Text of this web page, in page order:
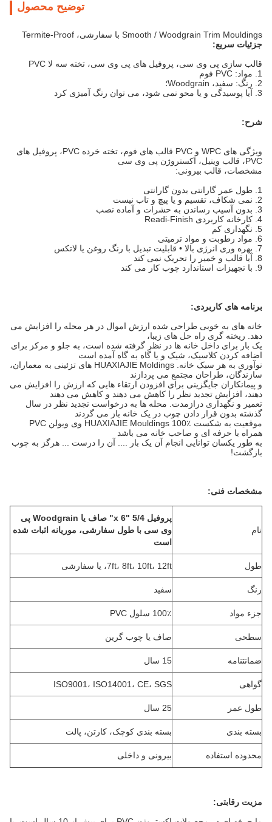
توضیح محصول
Smooth / Woodgrain Trim Mouldings با سفارشی، Termite-Proof
جزئیات سریع:
قالب سازی پی وی سی، پروفیل های پی وی سی، تخته سه لا PVC
شرح:
ویژگی های WPC و PVC قالب های فوم، تخته خرده PVC، پروفیل های
PVC، قالب وینیل، اکستروژن پی وی سی
مشخصات، قالب بیرونی:
4. کارخانه کاربردی Readi-Finish
5. نگهداری کم
برنامه های کاربردی:
خانه های به خوبی طراحی شده ارزش اموال در هر محله را افزایش می
دهد.
ریخته گری راه حل های زیبا،
یک بار برای داخل خانه ها در نظر گرفته شده است، به جلو و مرکز برای
اضافه کردن کلاسیک، شیک و یا گاه به گاه آمده است
نوآوری به هر سبک خانه.
HUAXIAJIE Moldings های تزئینی به معماران،
سازندگان، طراحان مجتمع می پردازند
و پیمانکاران جایگزینی برای افزودن ارتقاء هایی که ارزش را افزایش می
دهند، افزایش تجدید نظر را کاهش می دهند و کاهش می دهند
تعمیر و نگهداری درازمدت.
محله ها به درخواست تجدید نظر در سال
گذشته بدون قرار دادن چوب در یک خانه باز می گردند
موقعیت به شکست
HUAXIAJIE Mouldings 100٪ وی ویولن PVC
همراه با حرفه ای و صاحب خانه می باشد
به طور یکسان توانایی انجام آن یک بار .... آن را درست ... هرگز به چوب
بازگشت!
مشخصات فنی:
نام
پروفیل 5/4 "x 6" صاف یا Woodgrain پی
وی سی با طول سفارشی، موریانه اثبات شده
است
طول 7ft، 8ft، 10ft، 12ft، یا سفارشی
رنگ سفید
جزء مواد 100٪ سلول PVC
سطحی صاف یا چوب گرین
ضمانتنامه 15 سال
گواهی ISO9001، ISO14001، CE، SGS
طول عمر 25 سال
بسته بندی بسته بندی کوچک، کارتن، پالت
محدوده استفاده بیرونی و داخلی
مزیت رقابتی: